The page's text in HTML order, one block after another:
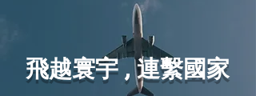
飛越寰宇 , 連繫國家